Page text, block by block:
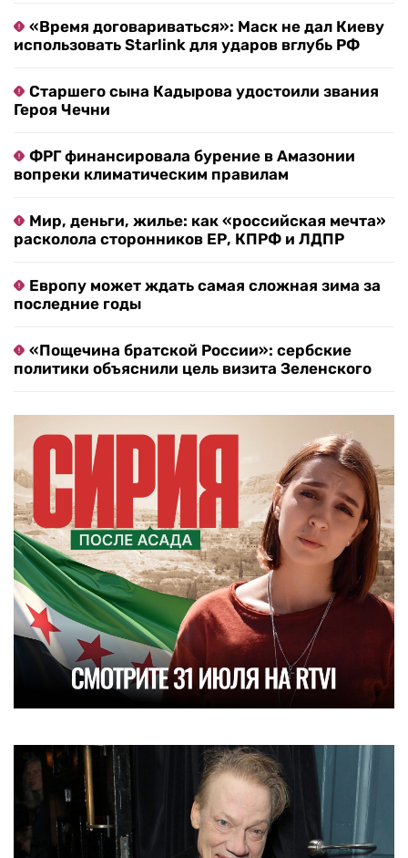
«Время договариваться»: Маск не дал Киеву
использовать Starlink для ударов вглубь РФ
Старшего сына Кадырова удостоили звания
Героя Чечни
ФРГ финансировала бурение в Амазонии
вопреки климатическим правилам
Мир, деньги, жилье: как «российская мечта»
расколола сторонников ЕР, КПРФ и ЛДПР
Европу может ждать самая сложная зима за
последние годы
«Пощечина братской России»: сербские
политики объяснили цель визита Зеленского